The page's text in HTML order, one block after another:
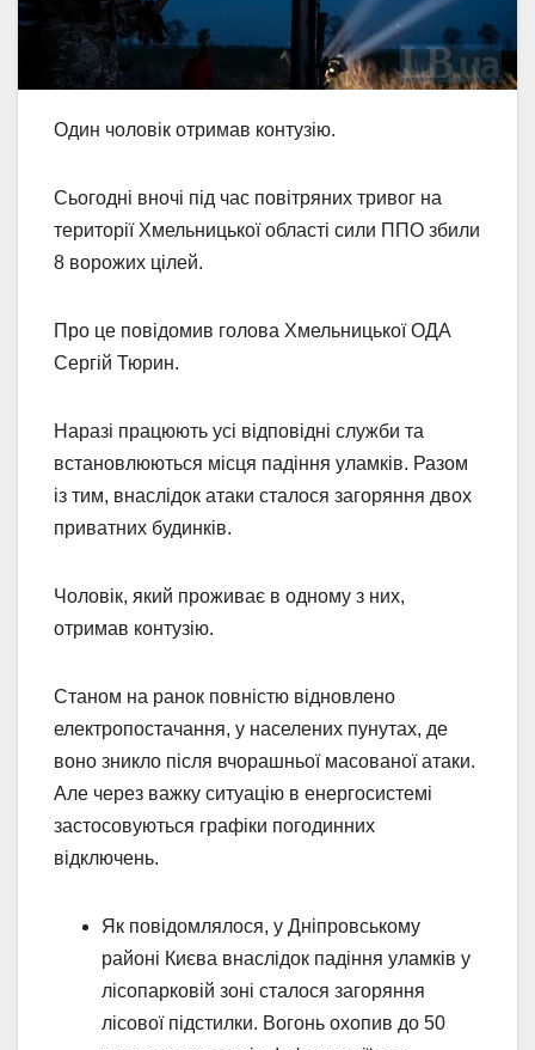
Один чоловік отримав контузію.
Сьогодні вночі під час повітряних тривог на
території Хмельницької області сили ППО збили
8 ворожих цілей.
Про це повідомив голова Хмельницької ОДА
Сергій Тюрин.
Наразі працюють усі відповідні служби та
встановлюються місця падіння уламків. Разом
із тим, внаслідок атаки сталося загоряння двох
приватних будинків.
Чоловік, який проживає в одному з них,
отримав контузію.
Станом на ранок повністю відновлено
електропостачання, у населених пунутах, де
воно зникло після вчорашньої масованої атаки.
Але через важку ситуацію в енергосистемі
застосовуються графіки погодинних
відключень.
Як повідомлялося, у Дніпровському
районі Києва внаслідок падіння уламків у
лісопарковій зоні сталося загоряння
лісової підстилки. Вогонь охопив до 50